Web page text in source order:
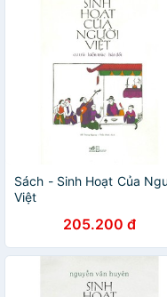
Sách - Sinh Hoạt Của
Việt
205.200 đ